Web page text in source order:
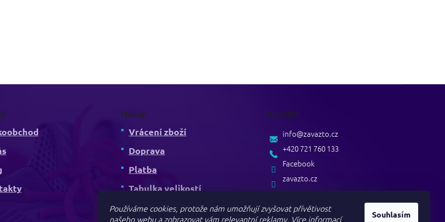
Používáme cookies, protože nám umožňují zvyšovat přívětivost
našeho webu a zobrazovat vám relevantní reklamy. Více informací Souhlasím
Nákup
Vrácení zboží
Doprava
Platba
Tabulka velikostí
Kdy obdržím zboží
Kontakt
zavazto.cz
info@zavazto.cz
+420 721 760 133
Facebook